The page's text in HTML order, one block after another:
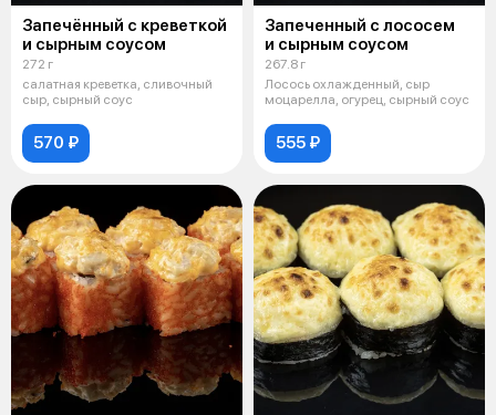
Запечённый с креветкой
и сырным соусом
272 г
салатная креветка, сливочный
сыр, сырный соус
570 ₽
Запеченный с лососем
и сырным соусом
267.8 г
Лосось охлажденный, сыр
моцарелла, огурец, сырный соус
555 ₽